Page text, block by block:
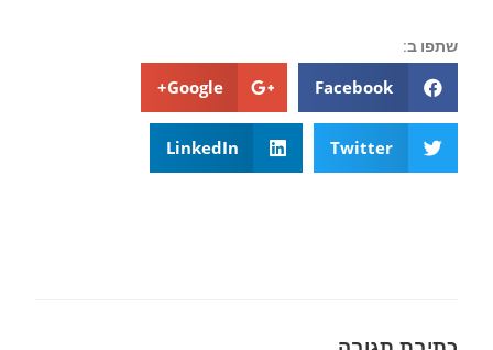
שתפו ב:
Facebook
Google+
Twitter
LinkedIn